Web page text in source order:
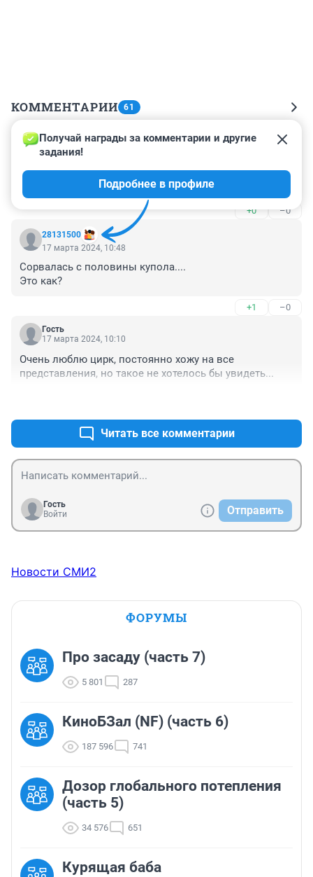
КОММЕНТАРИИ 61
Гость
18 марта 2024, 02:07
У них охраны труда нет, что ли? Почему такие трюки
+0 –0
28131500
Получай награды за комментарии и другие
задания!
Подробнее в профиле
17 марта 2024, 10:48
Сорвалась с половины купола....
Это как?
+1 –0
Гость
17 марта 2024, 10:10
Очень люблю цирк, постоянно хожу на все
представления, но такое не хотелось бы увидеть...
Читать все комментарии
Гость
Войти
Отправить
Новости СМИ2
ФОРУМЫ
Про засаду (часть 7)
5 801 287
КиноБЗал (NF) (часть 6)
187 596 741
Дозор глобального потепления
(часть 5)
34 576 651
Курящая баба